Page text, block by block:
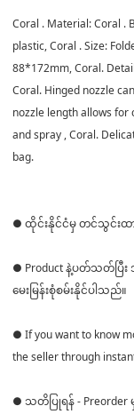
Coral . Material: Coral .
plastic, Coral . Size:
88*172mm, Coral.
Coral. Hinged nozzle
nozzle length allows for
and spray , Coral.
bag.
● ထိုင်းနိုင်ငံမှ တင်သွင်းထာ
● Product နဲ့ပတ်သတ်ပြီ
မေးမြန်းစုံစမ်းနိုင်ပါသည်။
● If you want to know
the seller through
● သတိပြုရန် - Preorder